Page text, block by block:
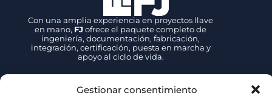
Gestionar consentimiento
Con una amplia experiencia en proyectos llave
en mano, FJ ofrece el paquete completo de
ingeniería, documentación, fabricación,
integración, certificación, puesta en marcha y
apoyo al ciclo de vida.
Contacto